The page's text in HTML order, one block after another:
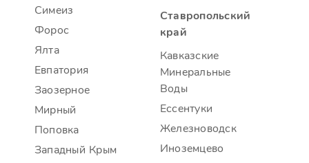
Симеиз
Форос
Ялта
Евпатория
Заозерное
Мирный
Поповка
Западный Крым
Ставропольский
край
Кавказские
Минеральные
Воды
Ессентуки
Железноводск
Иноземцево